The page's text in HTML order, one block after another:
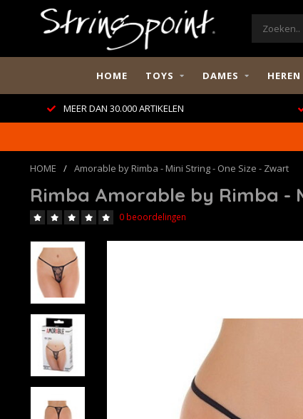
HOME TOYS DAMES HEREN
MEER DAN 30.000 ARTIKELEN
HOME / Amorable by Rimba - Mini String - One Size - Zwart
Rimba Amorable by Rimba -
0 beoordelingen